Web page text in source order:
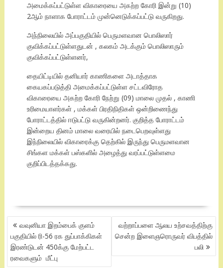
அமைக்கப்பட்டுள்ள விகாரையை அகற்ற கோரி இன்று (10)
2ஆம் நாளாக போராட்டம் முன்னெடுக்கப்பட்டு வருகிறது.
அந்நிலையில் அப்பகுதியில் பெருமளவான பொலிஸார்
குவிக்கப்பட்டுள்ளதுடன் , கலகம் அடக்கும் பொலிஸாரும்
குவிக்கப்பட்டுள்ளனர்,
தையிட்டியில் தனியார் காணிகளை அடாத்தாக
கையகப்படுத்தி அமைக்கப்பட்டுள்ள சட்டவிரோத
விகாரையை அகற்ற கோரி நேற்று (09) மாலை முதல் , காணி
உரிமையாளர்கள் , மக்கள் பிரதிநிதிகள் ஒன்றிணைந்து
போராட்டத்தில் ஈடுபட்டு வருகின்றனர். குறித்த போராட்டம்
இன்றைய தினம் மாலை வரையில் நடைபெறவுள்ளது
இந்நிலையில் விகாரைக்கு தெற்கில் இருந்து பெருமளவான
சிங்கள மக்கள் பஸ்களில் அழைத்து வரப்பட்டுள்ளமை
குறிப்பிடத்தக்கது.
POST
NAVIGATION
வவுனியா இறம்பைக் குளம்
பகுதியில் ரி-56 ரக துப்பாக்கிகள்
இரண்டுடன் 450க்கு மேற்பட்ட
ரவைகளும் மீட்பு
வற்றாப்பளை ஆலய உற்சவத்திற்கு
சென்ற இளைஞரொருவர் விபத்தில்
பலி